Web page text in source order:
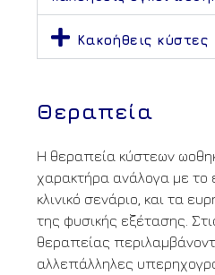
Κακοήθεις κύστες
Θεραπεία
Η θεραπεία κύστεων
χαρακτήρα ανάλογα με το
κλινικό σενάριο, και τα
της φυσικής εξέτασης.
θεραπείας
αλλεπάλληλες